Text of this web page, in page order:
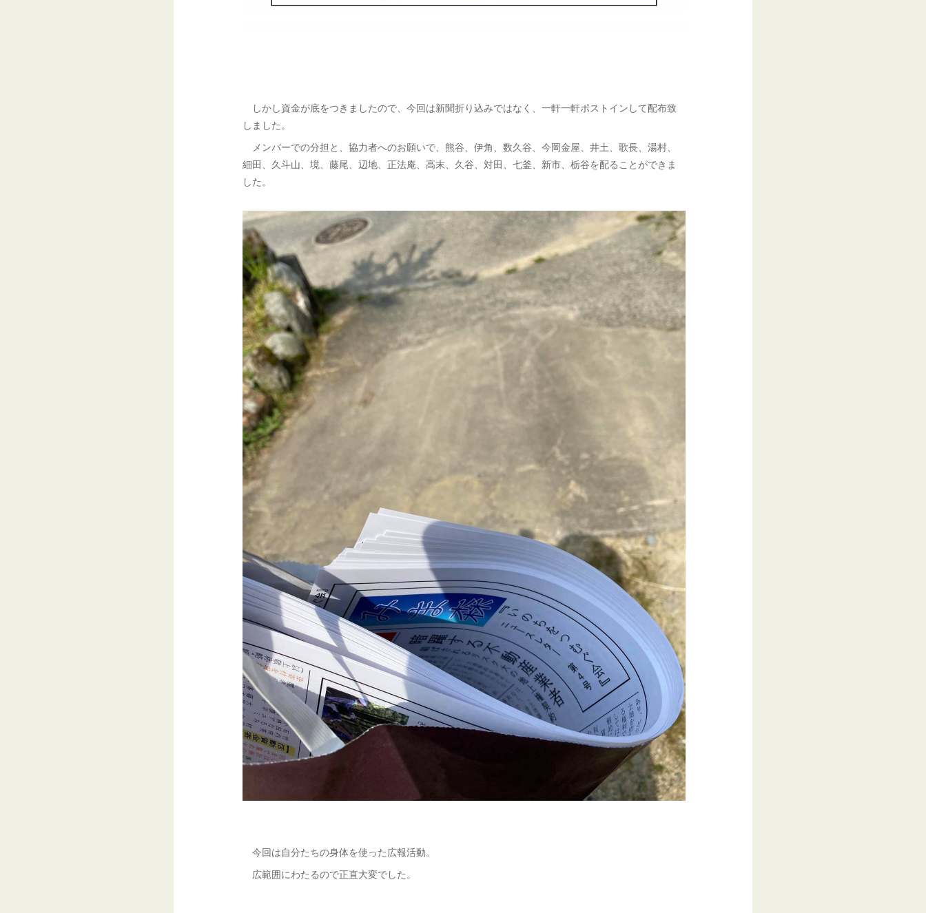
しかし資金が底をつきましたので、今回は新聞折り込みではなく、一軒一軒ポストインして配布致
しました。
メンバーでの分担と、協力者へのお願いで、熊谷、伊角、数久谷、今岡金屋、井土、歌長、湯村、
細田、久斗山、境、藤尾、辺地、正法庵、高末、久谷、対田、七釜、新市、栃谷を配ることができま
した。
今回は自分たちの身体を使った広報活動。
広範囲にわたるので正直大変でした。